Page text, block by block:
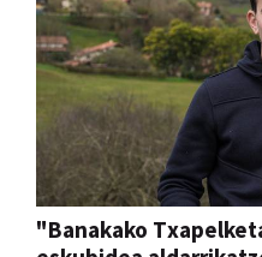
"Banakako